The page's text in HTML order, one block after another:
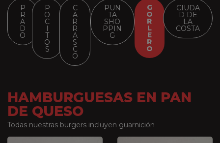
P
R
A
D
O
P
O
C
I
T
O
S
C
A
R
R
A
S
C
O
PUN
TA
SHO
PPIN
G
G
O
R
L
E
R
O
CIUDA
D DE
LA
COSTA
HAMBURGUESAS EN PAN
DE QUESO
Todas nuestras burgers incluyen guarnición